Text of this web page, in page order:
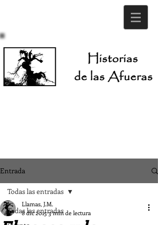
Entrada
Todas las entradas
Todas las entradas
Llamas, J.M.
8 dic 20153 min de lectura